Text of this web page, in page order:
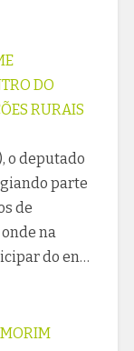
DO
RURAIS
o deputado
parte
de
na
do en…